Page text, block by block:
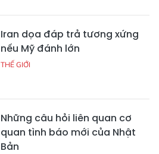
Iran dọa đáp trả tương xứng
nếu Mỹ đánh lớn
THẾ GIỚI
Những câu hỏi liên quan cơ
quan tình báo mới của Nhật
Bản